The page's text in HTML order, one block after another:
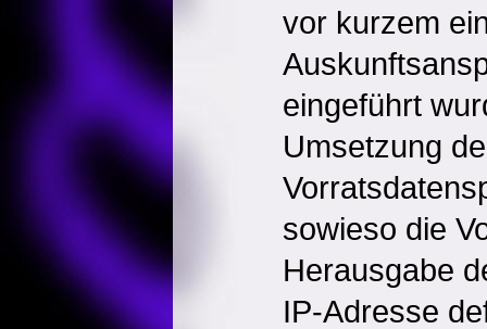
vor kurzem
eingeführt
Umsetzung
sowieso die
Herausgabe
IP-Adresse